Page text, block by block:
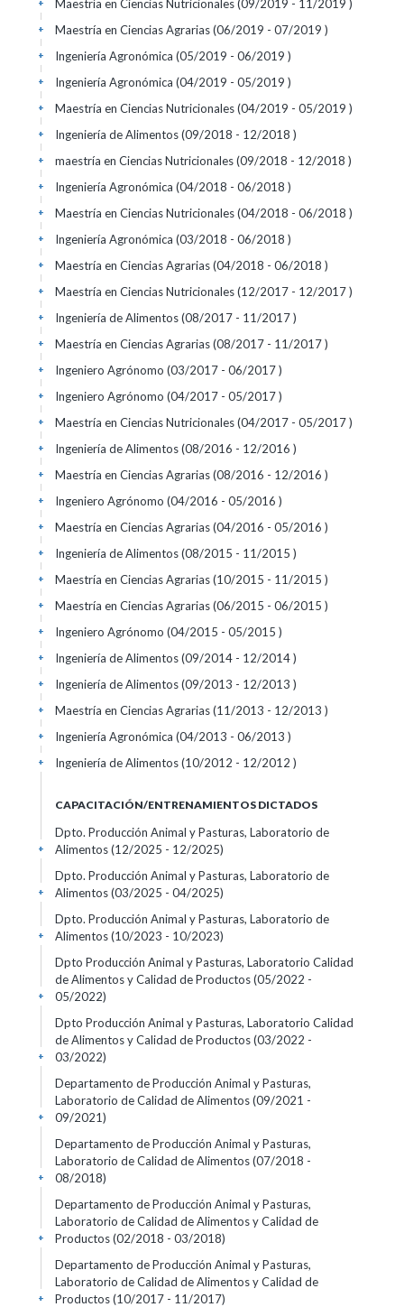
Maestría en Ciencias Nutricionales (09/2019 - 11/2019 )
+
Maestría en Ciencias Agrarias (06/2019 - 07/2019 )
+
Ingeniería Agronómica (05/2019 - 06/2019 )
+
Ingeniería Agronómica (04/2019 - 05/2019 )
+
Maestría en Ciencias Nutricionales (04/2019 - 05/2019 )
+
Ingeniería de Alimentos (09/2018 - 12/2018 )
+
maestría en Ciencias Nutricionales (09/2018 - 12/2018 )
+
Ingeniería Agronómica (04/2018 - 06/2018 )
+
Maestría en Ciencias Nutricionales (04/2018 - 06/2018 )
+
Ingeniería Agronómica (03/2018 - 06/2018 )
+
Maestría en Ciencias Agrarias (04/2018 - 06/2018 )
+
Maestría en Ciencias Nutricionales (12/2017 - 12/2017 )
+
Ingeniería de Alimentos (08/2017 - 11/2017 )
+
Maestría en Ciencias Agrarias (08/2017 - 11/2017 )
+
Ingeniero Agrónomo (03/2017 - 06/2017 )
+
Ingeniero Agrónomo (04/2017 - 05/2017 )
+
Maestría en Ciencias Nutricionales (04/2017 - 05/2017 )
+
Ingeniería de Alimentos (08/2016 - 12/2016 )
+
Maestría en Ciencias Agrarias (08/2016 - 12/2016 )
+
Ingeniero Agrónomo (04/2016 - 05/2016 )
+
Maestría en Ciencias Agrarias (04/2016 - 05/2016 )
+
Ingeniería de Alimentos (08/2015 - 11/2015 )
+
Maestría en Ciencias Agrarias (10/2015 - 11/2015 )
+
Maestría en Ciencias Agrarias (06/2015 - 06/2015 )
+
Ingeniero Agrónomo (04/2015 - 05/2015 )
+
Ingeniería de Alimentos (09/2014 - 12/2014 )
+
Ingeniería de Alimentos (09/2013 - 12/2013 )
+
Maestría en Ciencias Agrarias (11/2013 - 12/2013 )
+
Ingeniería Agronómica (04/2013 - 06/2013 )
+
Ingeniería de Alimentos (10/2012 - 12/2012 )
+
CAPACITACIÓN/ENTRENAMIENTOS DICTADOS
Dpto. Producción Animal y Pasturas, Laboratorio de
Alimentos (12/2025 - 12/2025)
+
Dpto. Producción Animal y Pasturas, Laboratorio de
Alimentos (03/2025 - 04/2025)
+
Dpto. Producción Animal y Pasturas, Laboratorio de
Alimentos (10/2023 - 10/2023)
+
Dpto Producción Animal y Pasturas, Laboratorio Calidad
de Alimentos y Calidad de Productos (05/2022 -
05/2022)
+
Dpto Producción Animal y Pasturas, Laboratorio Calidad
de Alimentos y Calidad de Productos (03/2022 -
03/2022)
+
Departamento de Producción Animal y Pasturas,
Laboratorio de Calidad de Alimentos (09/2021 -
09/2021)
+
Departamento de Producción Animal y Pasturas,
Laboratorio de Calidad de Alimentos (07/2018 -
08/2018)
+
Departamento de Producción Animal y Pasturas,
Laboratorio de Calidad de Alimentos y Calidad de
Productos (02/2018 - 03/2018)
+
Departamento de Producción Animal y Pasturas,
Laboratorio de Calidad de Alimentos y Calidad de
Productos (10/2017 - 11/2017)
+